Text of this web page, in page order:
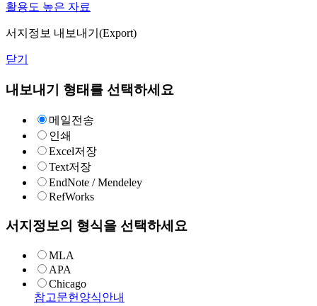
활용도 높은 자료
서지정보 내보내기(Export)
닫기
내보내기 형태를 선택하세요
메일전송
인쇄
Excel저장
Text저장
EndNote / Mendeley
RefWorks
서지정보의 형식을 선택하세요
MLA
APA
Chicago
참고문헌양식안내